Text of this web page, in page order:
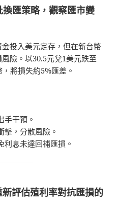
匯策略，觀察匯市變
投入美元定存，但在新台幣
險。以30.5元兌1美元跌至
將損失約5%匯差。
手干預。
擊，分散風險。
利息未達回補匯損。
評估殖利率對抗匯損的